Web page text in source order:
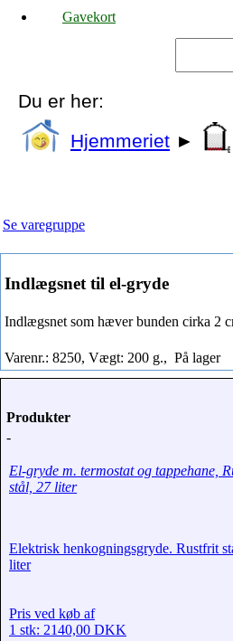
Gavekort
Du er her:
Hjemmeriet ►
Se varegruppe
Indlægsnet til el-gryde
Indlægsnet som hæver bunden cirka 2
Varenr.: 8250, Vægt: 200 g., På lager
Produkter
-
El-gryde m. termostat og tappehane,
stål, 27 liter
Elektrisk henkogningsgryde. Rustfrit
liter
Pris ved køb af
1 stk: 2140,00 DKK